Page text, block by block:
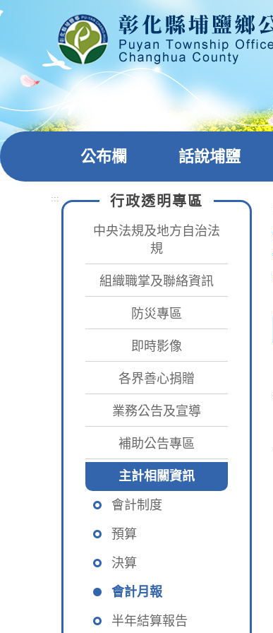
公布欄 話說埔鹽
::: 行政透明專區
中央法規及地方自治法
規
組織職掌及聯絡資訊
防災專區
即時影像
各界善心捐贈
業務公告及宣導
補助公告專區
主計相關資訊
會計制度
預算
決算
會計月報
半年結算報告